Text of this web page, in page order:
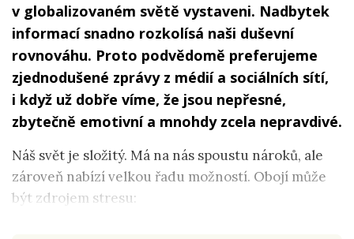
v globalizovaném světě vystaveni. Nadbytek
informací snadno rozkolísá naši duševní
rovnováhu. Proto podvědomě preferujeme
zjednodušené zprávy z médií a sociálních sítí,
i když už dobře víme, že jsou nepřesné,
zbytečně emotivní a mnohdy zcela nepravdivé.
Náš svět je složitý. Má na nás spoustu nároků, ale
zároveň nabízí velkou řadu možností. Obojí může
být zdrojem stresu: